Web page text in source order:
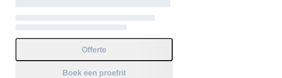
Offerte
Boek een proefrit